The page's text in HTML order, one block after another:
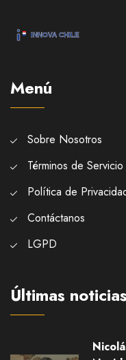
Menú
Sobre Nosotros
Términos de Servicio
Política de
Contáctanos
LGPD
Últimas noticias